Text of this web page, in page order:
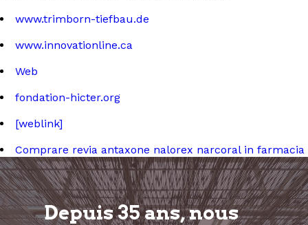
www.trimborn-tiefbau.de
www.innovationline.ca
Web
fondation-hicter.org
[weblink]
Comprare revia antaxone nalorex narcoral in farmacia
Depuis 35 ans, nous